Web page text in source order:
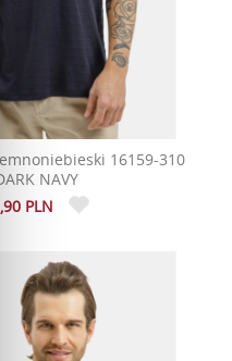
16159-310
NAVY
PLN